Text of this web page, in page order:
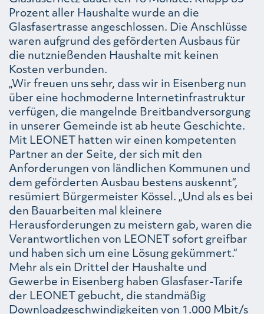
Prozent aller Haushalte wurde an die
Glasfasertrasse angeschlossen. Die Anschlüsse
waren aufgrund des geförderten Ausbaus für
die nutznießenden Haushalte mit keinen
Kosten verbunden.
„Wir freuen uns sehr, dass wir in Eisenberg nun
über eine hochmoderne Internetinfrastruktur
verfügen, die mangelnde Breitbandversorgung
in unserer Gemeinde ist ab heute Geschichte.
Mit LEONET hatten wir einen kompetenten
Partner an der Seite, der sich mit den
Anforderungen von ländlichen Kommunen und
dem geförderten Ausbau bestens auskennt“,
resümiert Bürgermeister Kössel. „Und als es bei
den Bauarbeiten mal kleinere
Herausforderungen zu meistern gab, waren die
Verantwortlichen von LEONET sofort greifbar
und haben sich um eine Lösung gekümmert.“
Mehr als ein Drittel der Haushalte und
Gewerbe in Eisenberg haben Glasfaser-Tarife
der LEONET gebucht, die standmäßig
Downloadgeschwindigkeiten von 1.000 Mbit/s